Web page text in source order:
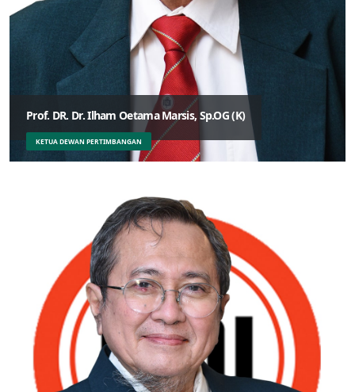
Prof. DR. Dr. Ilham Oetama Marsis, Sp.OG (K)
KETUA DEWAN PERTIMBANGAN